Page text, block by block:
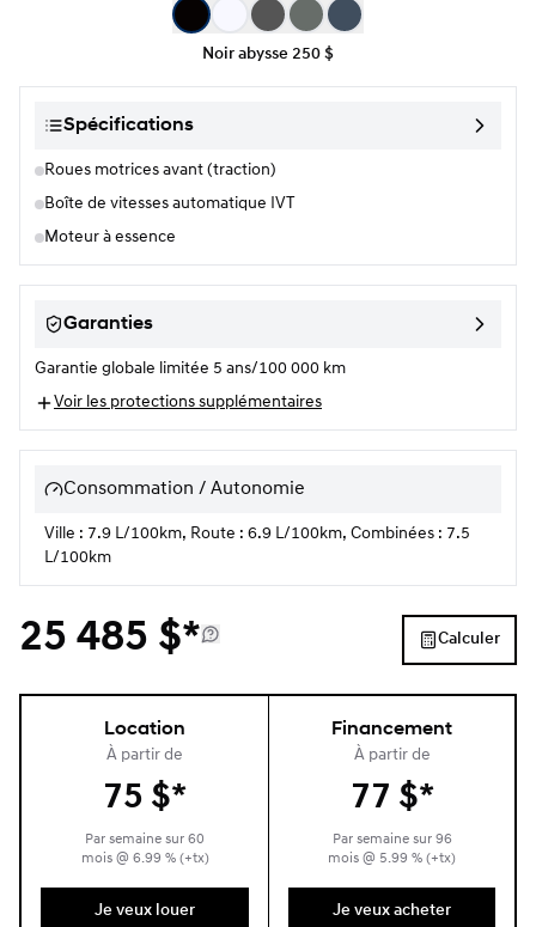
Sélection de couleur
Noir abysse 250 $
Spécifications
Roues motrices avant (traction)
Boîte de vitesses automatique IVT
Moteur à essence
Garanties
Garantie globale limitée 5 ans/100 000 km
Voir les protections supplémentaires
Consommation / Autonomie
Ville : 7.9 L/100km, Route : 6.9 L/100km, Combinées : 7.5
L/100km
25 485 $* Calculer
Location
À partir de
75 $*
Par semaine sur 60
mois@ 6.99 % (+tx)
Je veux louer
Financement
À partir de
77 $*
Par semaine sur 96
mois @ 5.99 % (+tx)
Je veux acheter